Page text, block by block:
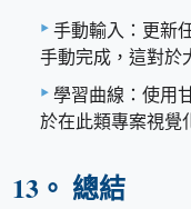
手動輸入：更新
手動完成，這對於
學習曲線：使用
於在此類專案視覺
13。 總結